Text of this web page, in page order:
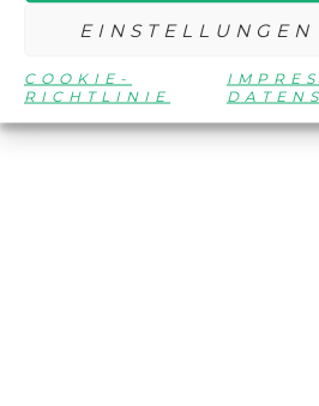
EINSTELLUNGEN
COOKIE-
RICHTLINIE